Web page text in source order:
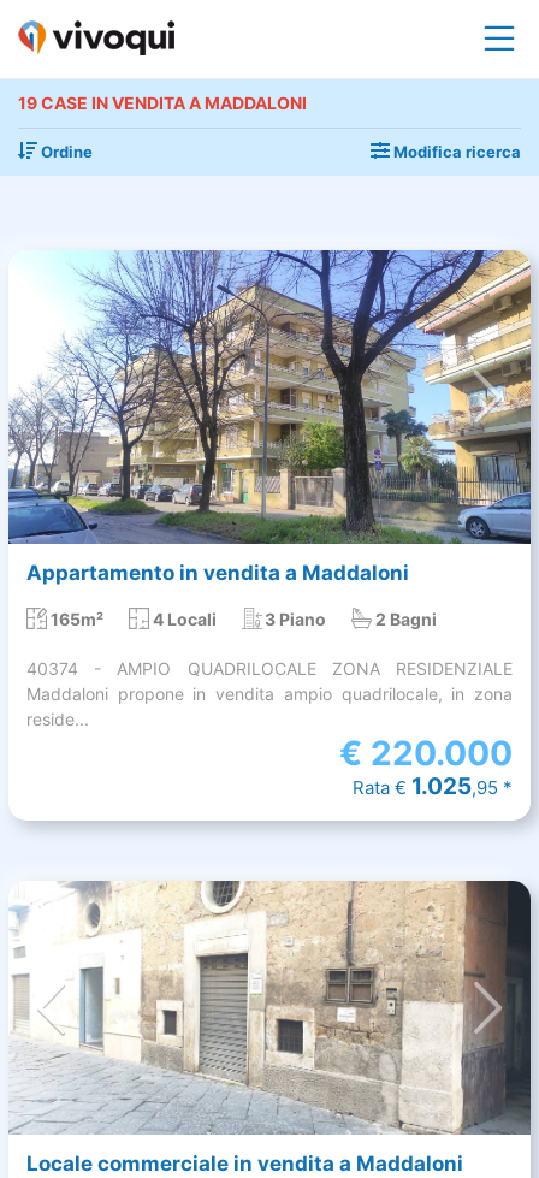
19 CASE IN VENDITA A MADDALONI
Ordine Modifica ricerca
Appartamento in vendita a Maddaloni
165m² 4 Locali 3 Piano 2 Bagni
40374 - AMPIO QUADRILOCALE ZONA RESIDENZIALE
Maddaloni propone in vendita ampio quadrilocale, in zona
reside...
€ 220.000
Rata € 1.025,95 *
Locale commerciale in vendita a Maddaloni